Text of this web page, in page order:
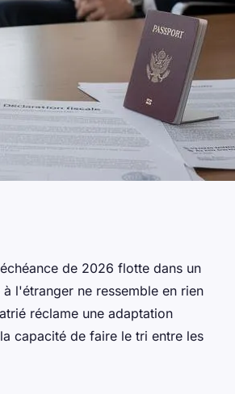
de 2026 flotte dans un
l'étranger ne ressemble en rien
réclame une adaptation
capacité de faire le tri entre les